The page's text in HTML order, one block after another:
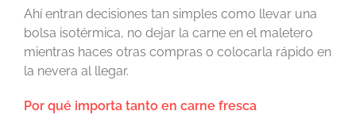
Ahí entran decisiones tan simples como llevar una
bolsa isotérmica, no dejar la carne en el maletero
mientras haces otras compras o colocarla rápido en
la nevera al llegar.
Por qué importa tanto en carne fresca